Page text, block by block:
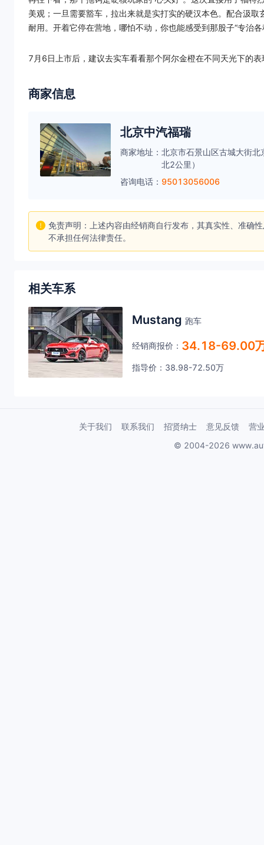
美观；一旦需要豁车，拉出来就是实打实的硬汉本色。配合汲
耐用。开着它停在营地，哪怕不动，你也能感受到那股子“专治
7月6日上市后，建议去实车看看那个阿尔金橙在不同天光下的
商家信息
北京中汽福瑞
商家地址： 北京市石景山区古城大街
北2公里）
咨询电话： 95013056006
免责声明：上述内容由经销商自行发布，其真实性、准确
不承担任何法律责任。
相关车系
Mustang 跑车
经销商报价： 34.18-69.00
指导价：38.98-72.50万
关于我们 联系我们 招贤纳士 意见反馈
营
© 2004-2026